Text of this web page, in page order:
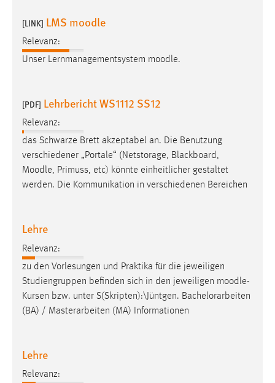
[LINK] LMS moodle
Relevanz:
Unser Lernmanagementsystem moodle.
[PDF] Lehrbericht WS1112 SS12
Relevanz:
das Schwarze Brett akzeptabel an. Die Benutzung
verschiedener „Portale“ (Netstorage, Blackboard,
Moodle, Primuss, etc) könnte einheitlicher gestaltet
werden. Die Kommunikation in verschiedenen Bereichen
Lehre
Relevanz:
zu den Vorlesungen und Praktika für die jeweiligen
Studiengruppen befinden sich in den jeweiligen moodle-
Kursen bzw. unter S(Skripten):\Jüntgen. Bachelorarbeiten
(BA) / Masterarbeiten (MA) Informationen
Lehre
Relevanz:
Performance
Zweck:
Für performante Seitenauslieferung wird in diesem Cookie
gespeichert, ob man eingeloggt ist.
Sprachpräferenz
Zweck:
Cookie Laufzeit:
30 Tage
Chat
MibewSessionID, MIBEW_UserID, mibew_locale, mibew-